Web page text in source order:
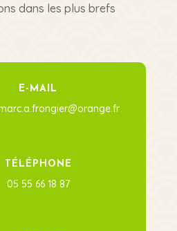
dans les plus brefs
E-MAIL
TÉLÉPHONE
05 55 66 18 87